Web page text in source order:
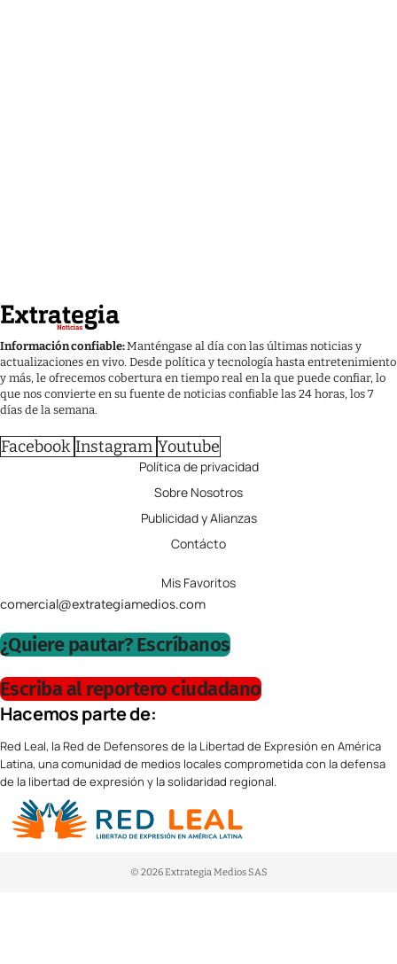
Información confiable:Manténgase al día con las últimas noticias y
actualizaciones en vivo. Desde política y tecnología hasta entretenimiento
y más, le ofrecemos cobertura en tiempo real en la que puede confiar, lo
que nos convierte en su fuente de noticias confiable las 24 horas, los 7
días de la semana.
Facebook Instagram Youtube
Política de privacidad
Sobre Nosotros
Publicidad y Alianzas
Contácto
Mis Favoritos
comercial@extrategiamedios.com
¿Quiere pautar? Escríbanos
Escriba al reportero ciudadano
Hacemos parte de:
Red Leal, la Red de Defensores de la Libertad de Expresión en América
Latina, una comunidad de medios locales comprometida con la defensa
de la libertad de expresión y la solidaridad regional.
© 2026 Extrategia Medios SAS